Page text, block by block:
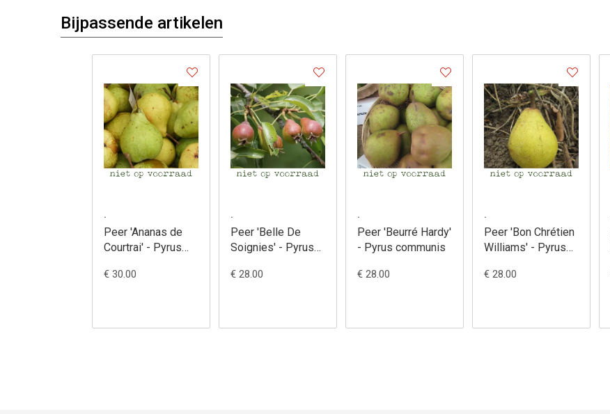
Bijpassende artikelen
.
Peer 'Ananas de
Courtrai' - Pyrus
€ 30.00
.
Peer 'Belle De
Soignies' - Pyrus
€ 28.00
.
Peer 'Beurré Hardy'
- Pyrus communis
€ 28.00
.
Peer 'Bon Chrétien
Williams' - Pyrus
€ 28.00